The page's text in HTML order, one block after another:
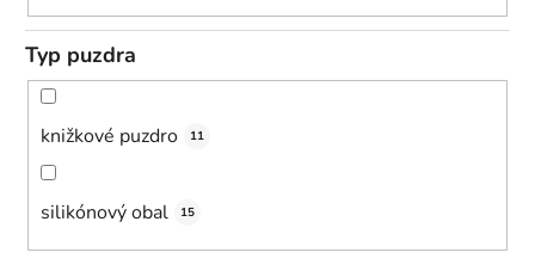
Typ puzdra
knižkové puzdro 11
silikónový obal 15